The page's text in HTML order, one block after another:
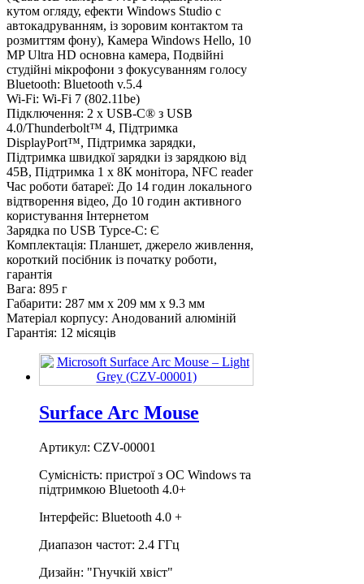
кутом огляду, ефекти Windows Studio c
автокадруванням, із зоровим контактом та
розмиттям фону), Камера Windows Hello, 10
MP Ultra HD основна камера, Подвійні
студійні мікрофони з фокусуванням голосу
Bluetooth: Bluetooth v.5.4
Wi-Fi: Wi-Fi 7 (802.11be)
Підключення: 2 x USB-C® з USB
4.0/Thunderbolt™ 4, Підтримка
DisplayPort™, Підтримка зарядки,
Підтримка швидкої зарядки із зарядкою від
45В, Підтримка 1 х 8К монітора, NFC reader
Час роботи батареї: До 14 годин локального
відтворення відео, До 10 годин активного
користування Інтернетом
Зарядка по USB Typce-C: Є
Комплектація: Планшет, джерело живлення,
короткий посібник із початку роботи,
гарантія
Вага: 895 г
Габарити: 287 мм x 209 мм x 9.3 мм
Матеріал корпусу: Анодований алюміній
Гарантія: 12 місяців
Surface Arc Mouse
Артикул: CZV-00001
Сумісність: пристрої з ОС Windows та
підтримкою Bluetooth 4.0+
Інтерфейс: Bluetooth 4.0 +
Диапазон частот: 2.4 ГГц
Дизайн: "Гнучкій хвіст"